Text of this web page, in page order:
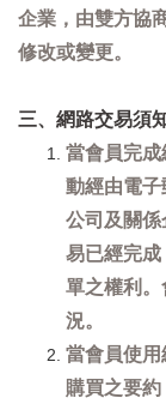
企業，由雙方協
修改或變更。
三、網路交易須
當會員完成
動經由電
公司及關
易已經完
單之權利
況。
當會員使用
購買之要